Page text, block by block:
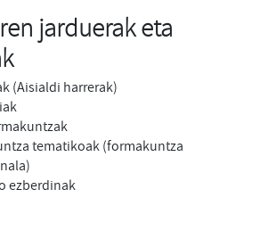
jarduerak eta
(Aisialdi harrerak)
tematikoak (formakuntza
ezberdinak